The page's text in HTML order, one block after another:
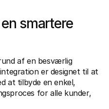
smartere
Stop med at miste salg på grund af en besværlig
er designet til at
at tilbyde en enkel,
for alle kunder,